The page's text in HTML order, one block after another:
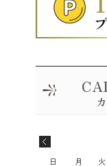
日 月 火